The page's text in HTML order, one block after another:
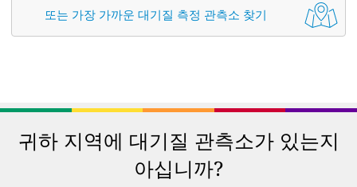
또는 가장 가까운 대기질 측정 관측소 찾기
귀하 지역에 대기질 관측소가 있는지
아십니까?